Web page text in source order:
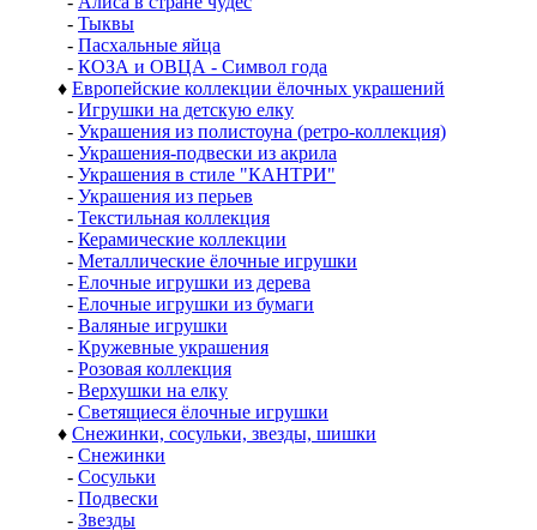
- Тыквы
- Пасхальные яйца
- КОЗА и ОВЦА - Символ года
♦ Европейские коллекции ёлочных украшений
- Игрушки на детскую елку
- Украшения из полистоуна (ретро-коллекция)
- Украшения-подвески из акрила
- Украшения в стиле "КАНТРИ"
- Украшения из перьев
- Текстильная коллекция
- Керамические коллекции
- Металлические ёлочные игрушки
- Елочные игрушки из дерева
- Елочные игрушки из бумаги
- Валяные игрушки
- Кружевные украшения
- Розовая коллекция
- Верхушки на елку
- Светящиеся ёлочные игрушки
♦ Снежинки, сосульки, звезды, шишки
- Снежинки
- Сосульки
- Подвески
- Звезды